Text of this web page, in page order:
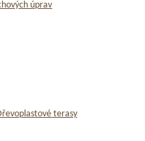
úprav
terasy